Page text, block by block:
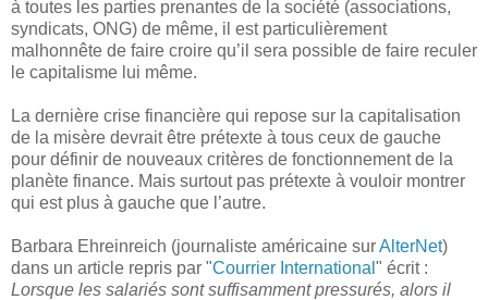
à toutes les parties prenantes de la société (associations,
syndicats, ONG) de même, il est particulièrement
malhonnête de faire croire qu’il sera possible de faire reculer
le capitalisme lui même.
La dernière crise financière qui repose sur la capitalisation
de la misère devrait être prétexte à tous ceux de gauche
pour définir de nouveaux critères de fonctionnement de la
planète finance. Mais surtout pas prétexte à vouloir montrer
qui est plus à gauche que l’autre.
Barbara Ehreinreich (journaliste américaine surAlterNet)
dans un article repris par "Courrier International " écrit :
Lorsque les salariés sont suffisamment pressurés, alors il